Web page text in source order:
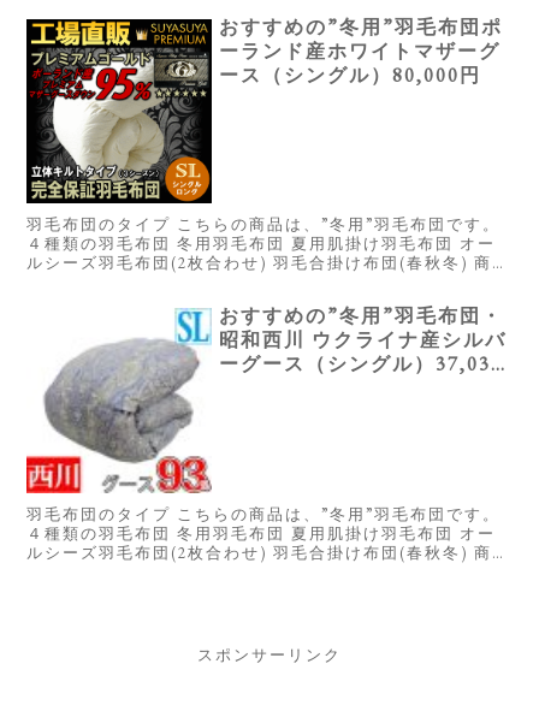
おすすめの”冬用”羽毛布団ポ
ーランド産ホワイトマザーグ
ース（シングル）80,000円
羽毛布団のタイプ こちらの商品は、”冬用”羽毛布団です。
４種類の羽毛布団 冬用羽毛布団 夏用肌掛け羽毛布団 オー
ルシーズ羽毛布団(2枚合わせ) 羽毛合掛け布団(春秋冬) 商品
おすすめの”冬用”羽毛布団・
昭和西川 ウクライナ産シルバ
ーグース（シングル）37,037
羽毛布団のタイプ こちらの商品は、”冬用”羽毛布団です。
４種類の羽毛布団 冬用羽毛布団 夏用肌掛け羽毛布団 オー
ルシーズ羽毛布団(2枚合わせ) 羽毛合掛け布団(春秋冬) 商品
スポンサーリンク